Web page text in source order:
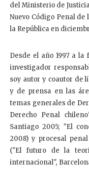
del Ministerio de
Nuevo Código Penal
la República en
Desde el año 1997 a
investigador
soy autor y coautor de
y de prensa en las
temas generales de
Derecho Penal
Santiago 2005; "El
2008) y procesal
("El futuro de la
internacional",